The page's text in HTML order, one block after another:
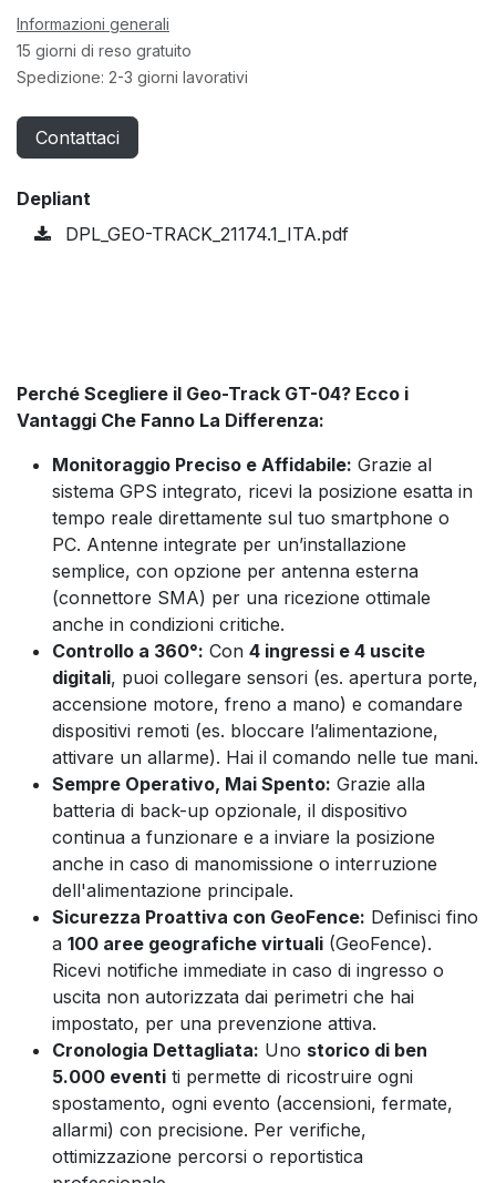
Informazioni generali
15 giorni di reso gratuito
Spedizione: 2-3 giorni lavorativi
Contattaci
Depliant
DPL_GEO-TRACK_21174.1_ITA.pdf
Perché Scegliere il Geo-Track GT-04? Ecco i
Vantaggi Che Fanno La Differenza:
Monitoraggio Preciso e Affidabile: Grazie al
sistema GPS integrato, ricevi la posizione esatta in
tempo reale direttamente sul tuo smartphone o
PC. Antenne integrate per un’installazione
semplice, con opzione per antenna esterna
(connettore SMA) per una ricezione ottimale
anche in condizioni critiche.
Controllo a 360°: Con 4 ingressi e 4 uscite
digitali, puoi collegare sensori (es. apertura porte,
accensione motore, freno a mano) e comandare
dispositivi remoti (es. bloccare l’alimentazione,
attivare un allarme). Hai il comando nelle tue mani.
Sempre Operativo, Mai Spento: Grazie alla
batteria di back-up opzionale, il dispositivo
continua a funzionare e a inviare la posizione
anche in caso di manomissione o interruzione
dell'alimentazione principale.
Sicurezza Proattiva con GeoFence: Definisci fino
a 100 aree geografiche virtuali (GeoFence).
Ricevi notifiche immediate in caso di ingresso o
uscita non autorizzata dai perimetri che hai
impostato, per una prevenzione attiva.
Cronologia Dettagliata: Uno storico di ben
5.000 eventi ti permette di ricostruire ogni
spostamento, ogni evento (accensioni, fermate,
allarmi) con precisione. Per verifiche,
ottimizzazione percorsi o reportistica